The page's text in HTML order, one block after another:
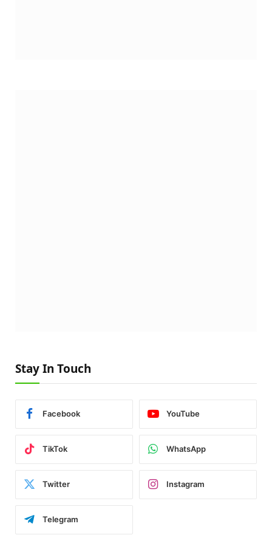
Stay In Touch
Facebook YouTube
TikTok WhatsApp
Twitter Instagram
Telegram